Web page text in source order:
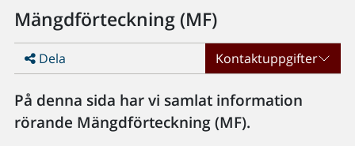
Mängdförteckning (MF)
Dela Kontaktuppgifter
På denna sida har vi samlat information
rörande Mängdförteckning (MF).